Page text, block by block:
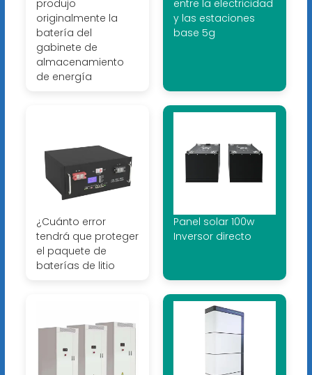
produjo
originalmente la
batería del
gabinete de
almacenamiento
de energía
entre la electricidad
y las estaciones
base 5g
¿Cuánto error
tendrá que proteger
el paquete de
baterías de litio
Panel solar 100w
Inversor directo